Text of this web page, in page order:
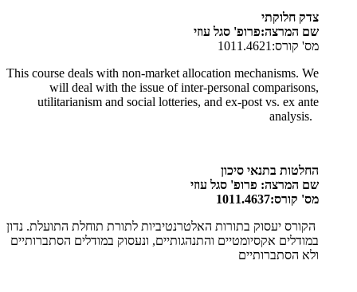
צדק חלוקתי
שם המרצה:פרופ' סגל עוזי
מס' קורס:1011.4621
This course deals with non-market allocation mechanisms. We
will deal with the issue of inter-personal comparisons,
utilitarianism and social lotteries, and ex-post vs. ex ante
analysis.
החלטות בתנאי סיכון
שם המרצה: פרופ' סגל עוזי
מס' קורס:1011.4637
הקורס יעסוק בתורות האלטרנטיביות לתורת תוחלת התועלת. נדון
במודלים אקסיומטיים והתנהגותיים, ונעסוק במודלים הסתברותיים
ולא הסתברותיים